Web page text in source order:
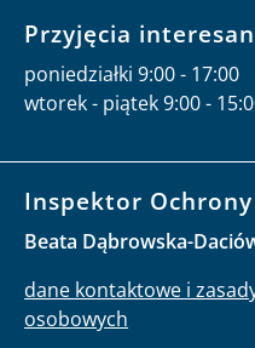
Przyjęcia
poniedziałki 9:00 - 17:00
wtorek - piątek 9:00 -
Inspektor
Beata Dąbrowska-
dane kontaktowe i
osobowych